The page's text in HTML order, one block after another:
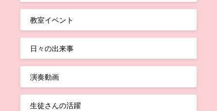
教室イベント
日々の出来事
演奏動画
生徒さんの活躍